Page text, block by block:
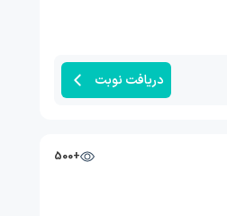
دریافت نوبت
+500